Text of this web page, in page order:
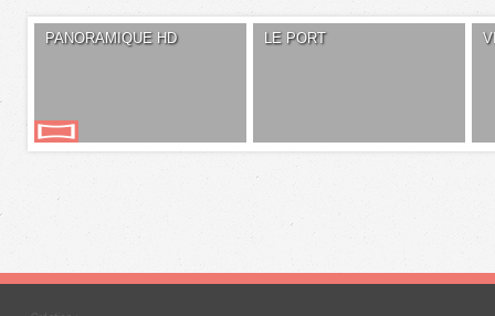
PANORAMIQUE HD LE PORT